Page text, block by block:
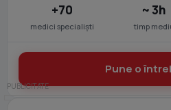
+70
medici specialiști
~ 3h
timp
Pune o